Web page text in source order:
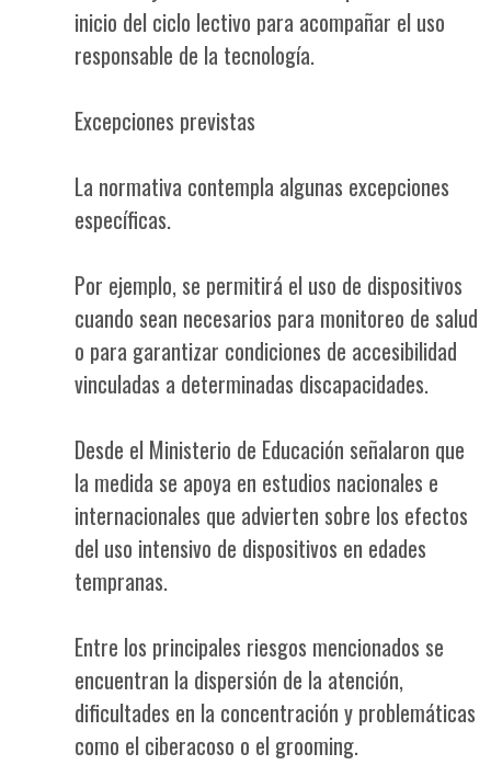
inicio del ciclo lectivo para acompañar el uso
responsable de la tecnología.
Excepciones previstas
La normativa contempla algunas excepciones
específicas.
Por ejemplo, se permitirá el uso de dispositivos
cuando sean necesarios para monitoreo de salud
o para garantizar condiciones de accesibilidad
vinculadas a determinadas discapacidades.
Desde el Ministerio de Educación señalaron que
la medida se apoya en estudios nacionales e
internacionales que advierten sobre los efectos
del uso intensivo de dispositivos en edades
tempranas.
Entre los principales riesgos mencionados se
encuentran la dispersión de la atención,
dificultades en la concentración y problemáticas
como el ciberacoso o el grooming.